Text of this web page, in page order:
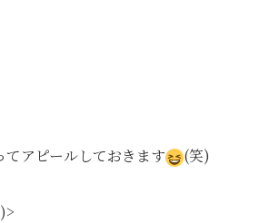
てアピールしておきます (笑)